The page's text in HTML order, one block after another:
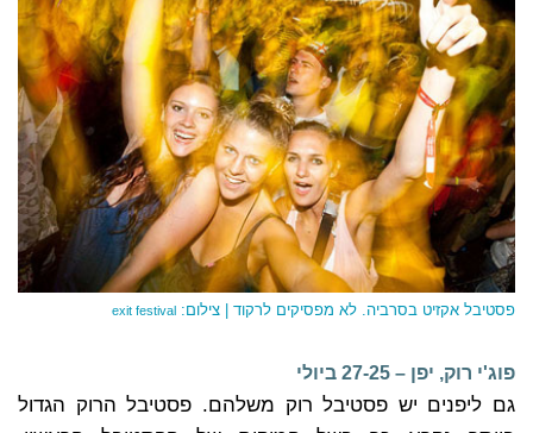
פסטיבל אקזיט בסרביה. לא מפסיקים לרקוד | צילום: exit festival
פוג'י רוק, יפן – 27-25 ביולי
גם ליפנים יש פסטיבל רוק משלהם. פסטיבל הרוק הגדול